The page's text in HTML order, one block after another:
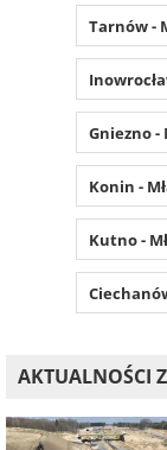
Tarnów -
Gniezno -
Konin -
Kutno -
AKTUALNOŚCI